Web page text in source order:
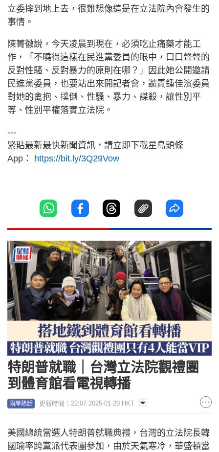
立委摔到地上去，很難想像這是在立法院內會發生的
事情。
陳菁徽說，今天凌晨到現在，必須吃止痛藥才能工
作，「不曉得這樣在民進黨委員的眼中，口口聲聲的
反對性騷、反對暴力的原則在哪？」因此她公開邀請
民進黨委員，也要站出來開記者會，譴責鍾佳濱委員
對她的禽抱、撲倒、性騷、暴力、謀殺，讓性別平
等、性別平權落實立法院。
---
緊貼最新最快新聞資訊，請立即下載星島頭條
App： https://bit.ly/3Q29Vow
特朗普就職｜台灣立法院觀禮團
到體育館看電視轉播
兩岸熱話 更新時間：22:07 2025-01-20 HKT
美國總統當選人特朗普就職典禮，台灣的立法院長韓
國瑜率跨黨派代表團參加，由於天氣寒冷，華盛頓當